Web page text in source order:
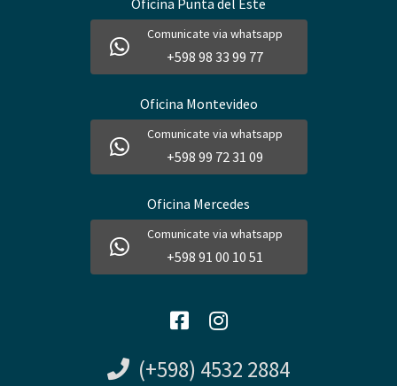
Oficina Punta del Este
Comunicate via whatsapp
+598 98 33 99 77
Oficina Montevideo
Comunicate via whatsapp
+598 99 72 31 09
Oficina Mercedes
Comunicate via whatsapp
+598 91 00 10 51
(+598) 4532 2884